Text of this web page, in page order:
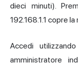
dieci minuti).
192.168.1.1 copre
Accedi
amministratore